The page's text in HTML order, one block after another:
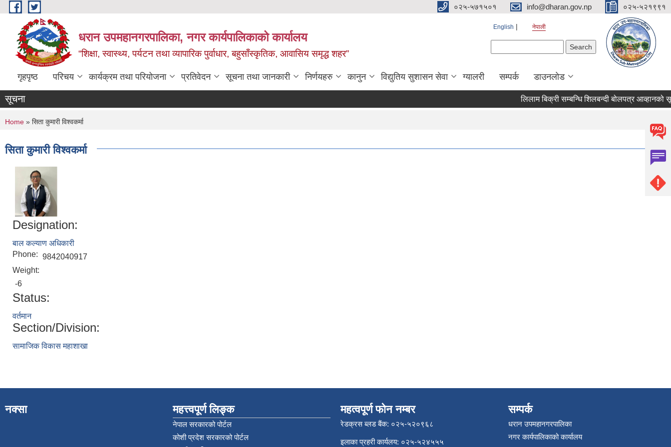
Skip to main content ०२५-५७१५०१ info@dharan.gov.np ०२५-५२१९९१
धरान उपमहानगरपालिका, नगर कार्यपालिकाको कार्यालय
“शिक्षा, स्वास्थ्य, पर्यटन तथा व्यापारिक पुर्वाधार, बहुसाँस्कृतिक, आवासिय समृद्ध शहर”
English नेपाली
गृहपृष्ठ परिचय कार्यक्रम तथा परियोजना प्रतिवेदन सूचना तथा जानकारी निर्णयहरु कानुन विद्युतिय सुशासन सेवा ग्यालरी सम्पर्क डाउनलोड
सूचना लिलाम बिक्री सम्बन्धि शिलबन्दी बोलपत्र
You are here
Home » सिता कुमारी विश्वकर्मा
सिता कुमारी विश्वकर्मा
Designation:
बाल कल्याण अधिकारी
Phone: 9842040917
Weight:
-6
Status:
वर्तमान
Section/Division:
सामाजिक विकास महाशाखा
नक्सा महत्त्वपूर्ण लिङ्क
नेपाल सरकारको पोर्टल
कोशी प्रदेश सरकारको पोर्टल
महत्वपूर्ण फोन नम्बर
रेडक्रस ब्लड बैंक: ०२५-५२०९६८
इलाका प्रहरी कार्यलय: ०२५-५२४५५५
सम्पर्क
धरान उपमहानगरपालिका
नगर कार्यपालिकाको कार्यालय